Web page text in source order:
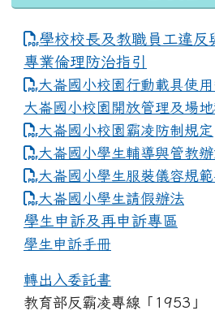
學校校長及教職員工違反
專業倫理防治指引
大崙國小校園行動載具使
大崙國小校園開放管理及場
大崙國小校園霸凌防制規定
大崙國小學生輔導與管教
大崙國小學生服裝儀容規
link to https://
大崙國小學生請假辦法
學生申訴及再申訴專區
學生申訴手冊
轉出入委託書
教育部反霸凌專線「1953」